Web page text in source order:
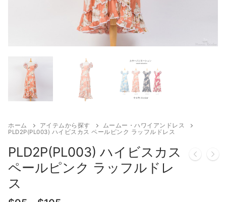
ムームー・ハワイアンドレス
キッズ・ベビー ドレス・アロハ
キッズ・ベビー ドレス・アロハ
ボーイズ
ガールズ
ベビー
靴・バッグ・アクセサリ
ハイビスカスB
プルメリア
トロピカル柄
レイ
お揃いの色から探す
ピンク（桃）
ブルー（青・水色）
パープル（紫）
グリーン（緑）
大きいサイズ（2XL〜）
ホテル追加配送料
その他
ホーム アイテムから探す
ムームー・ハワイアンドレス
PLD2P(PL003) ハイビスカス ペールピンク ラッフルドレス
PLD2P(PL003) ハイビスカス
ペールピンク ラッフルドレ
ス